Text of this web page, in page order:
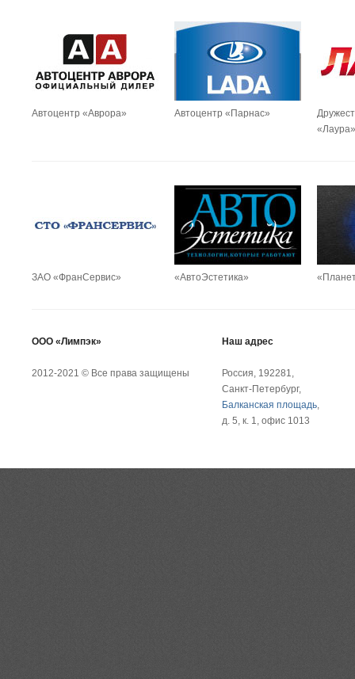
Автоцентр «Аврора» Автоцентр «Парнас»
«Лаура»
ЗАО «ФранСервис» «АвтоЭстетика»
ООО «Лимпэк»
2012-2021 © Все права защищены
Наш адрес
Россия, 192281,
Санкт-Петербург,
Балканская площадь,
д. 5, к. 1, офис 1013